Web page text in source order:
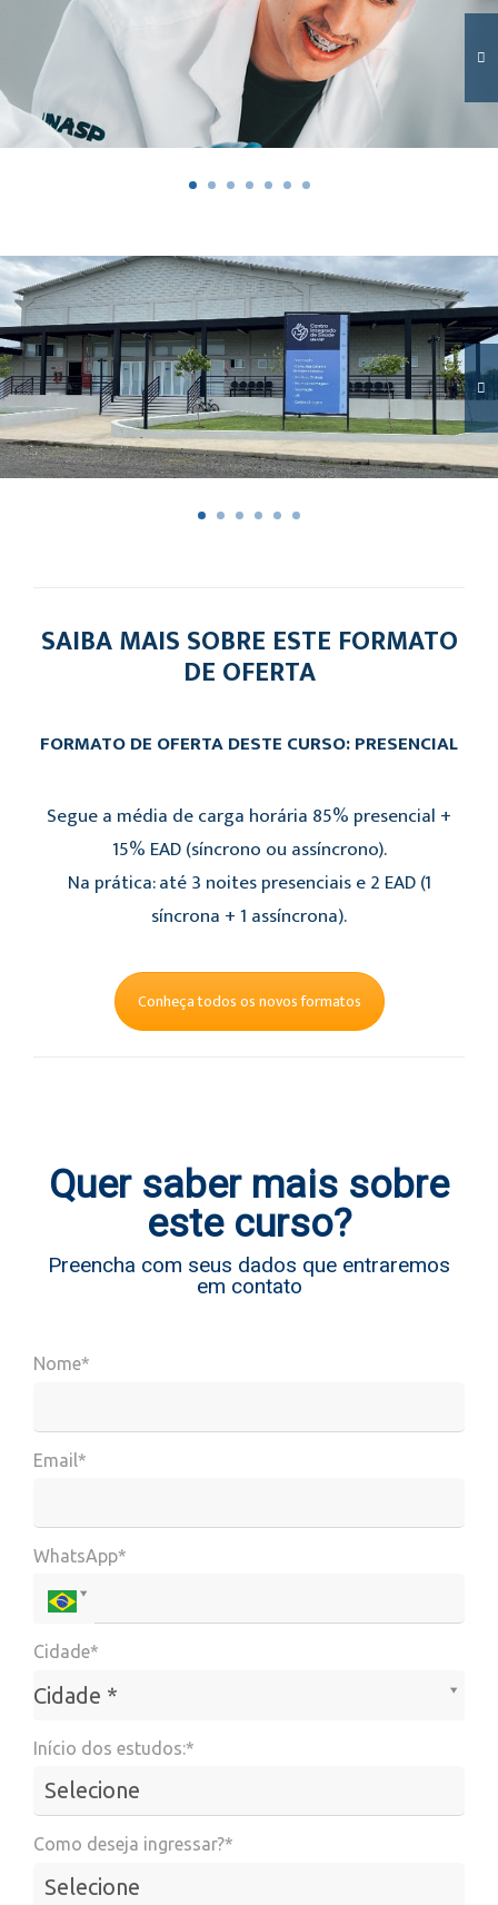
SAIBA MAIS SOBRE ESTE FORMATO
DE OFERTA
FORMATO DE OFERTA DESTE CURSO: PRESENCIAL
Segue a média de carga horária 85% presencial +
15% EAD (síncrono ou assíncrono).
Na prática: até 3 noites presenciais e 2 EAD (1
síncrona + 1 assíncrona).
Conheça todos os novos formatos
Quer saber mais sobre
este curso?
Preencha com seus dados que entraremos
em contato
Nome*
Email*
WhatsApp*
Cidade*
Cidade *
Cidade*
Início dos estudos:*
Como deseja ingressar?*